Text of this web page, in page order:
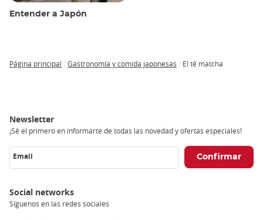
Entender a Japón
Página principal Gastronomía y comida japonesas El té matcha
Newsletter
¡Sé el primero en informarte de todas las novedad y ofertas especiales!
Email
Social networks
Síguenos en las redes sociales